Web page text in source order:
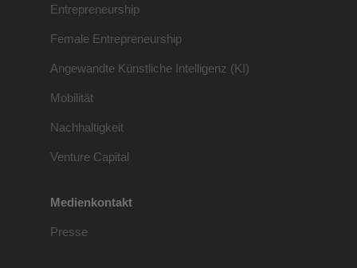
Entrepreneurship
Female Entrepreneurship
Angewandte Künstliche Intelligenz (KI)
Mobilität
Nachhaltigkeit
Venture Capital
Medienkontakt
Presse